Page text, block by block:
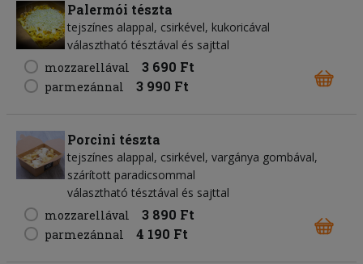
Palermói tészta
tejszínes alappal, csirkével, kukoricával
választható tésztával és sajttal
mozzarellával
3 690 Ft
parmezánnal 3 990 Ft
Porcini tészta
tejszínes alappal, csirkével, vargánya gombával,
szárított paradicsommal
választható tésztával és sajttal
mozzarellával
3 890 Ft
parmezánnal 4 190 Ft